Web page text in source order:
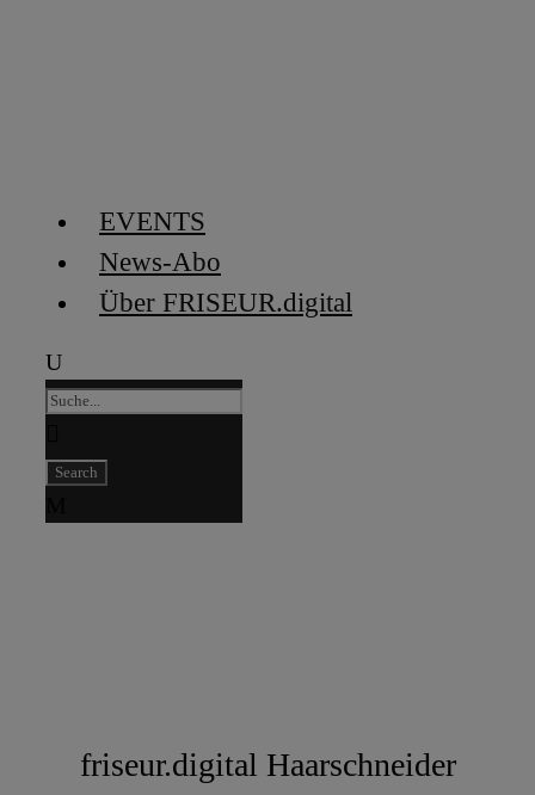
EVENTS
News-Abo
Über FRISEUR.digital
friseur.digital Haarschneider